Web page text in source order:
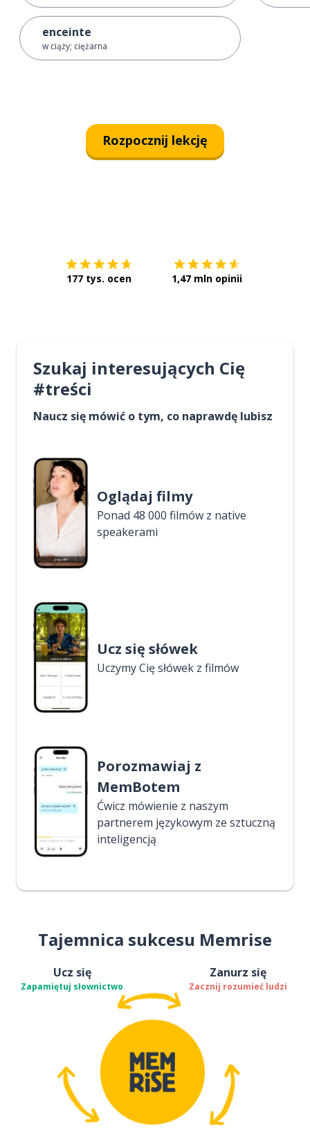
enceinte
w ciąży; ciężarna
Rozpocznij lekcję
177 tys. ocen 1,47 mln opinii
Szukaj interesujących Cię
#treści
Naucz się mówić o tym, co naprawdę lubisz
Oglądaj filmy
Ponad 48 000 filmów z native
speakerami
Ucz się słówek
Uczymy Cię słówek z filmów
Porozmawiaj z
MemBotem
Ćwicz mówienie z naszym
partnerem językowym ze sztuczną
inteligencją
Tajemnica sukcesu Memrise
Ucz się
Zapamiętuj słownictwo
Zanurz się
Zacznij rozumieć ludzi